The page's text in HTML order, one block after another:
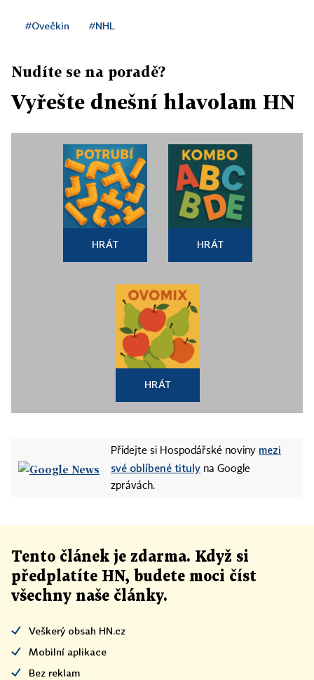
#Ovečkin #NHL
Nudíte se na poradě?
Vyřešte dnešní hlavolam HN
HRÁT HRÁT
HRÁT
Přidejte si Hospodářské noviny mezi
své oblíbené tituly na Google
zprávách.
Tento článek je zdarma. Když si
předplatíte HN, budete moci číst
všechny naše články.
Veškerý obsah HN.cz
Mobilní aplikace
Bez reklam